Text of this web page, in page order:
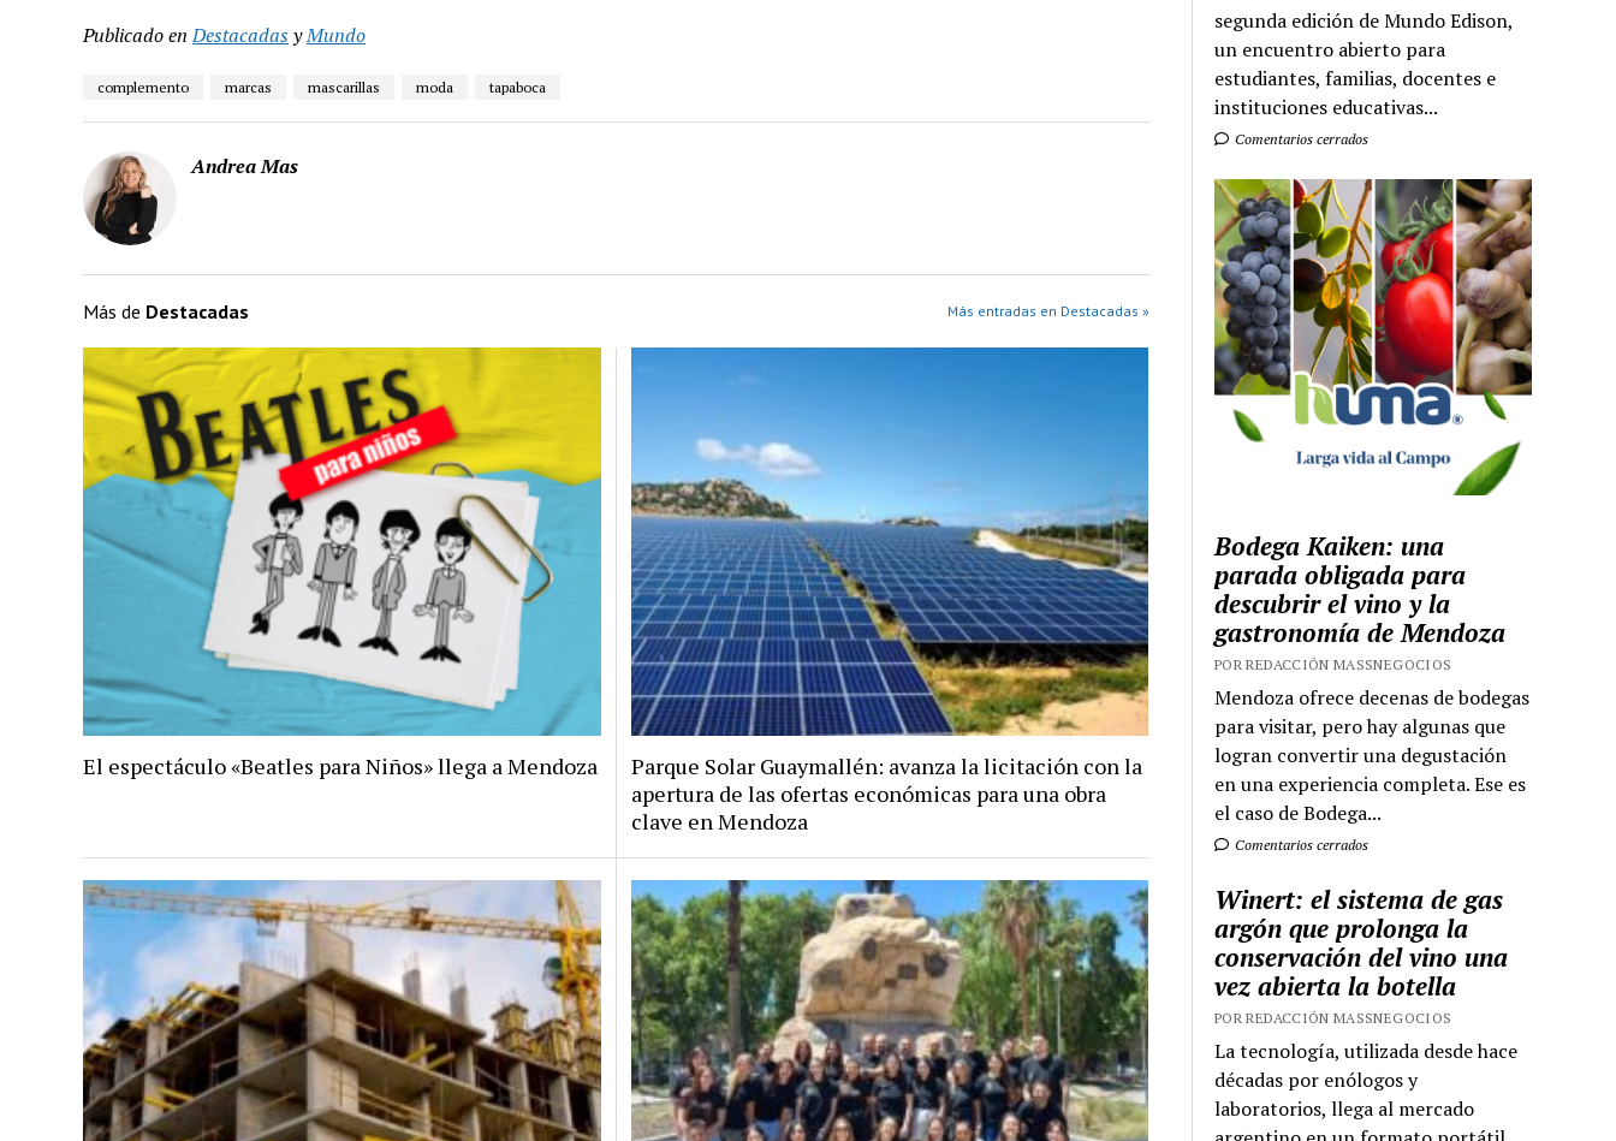
Publicado en DestacadasyMundo
complemento marcas mascarillas moda tapaboca
Andrea Mas
Más de Destacadas Más entradas en Destacadas »
El espectáculo «Beatles para Niños» llega a Mendoza
Parque Solar Guaymallén: avanza la licitación con la
apertura de las ofertas económicas para una obra
clave en Mendoza
segunda edición de Mundo Edison,
un encuentro abierto para
estudiantes, familias, docentes e
instituciones educativas...
Comentarios cerrados
Bodega Kaiken: una
parada obligada para
descubrir el vino y la
gastronomía de Mendoza
POR REDACCIÓN MASSNEGOCIOS
Mendoza ofrece decenas de bodegas
para visitar, pero hay algunas que
logran convertir una degustación
en una experiencia completa. Ese es
el caso de Bodega...
Comentarios cerrados
Winert: el sistema de gas
argón que prolonga la
conservación del vino una
vez abierta la botella
POR REDACCIÓN MASSNEGOCIOS
La tecnología, utilizada desde hace
décadas por enólogos y
laboratorios, llega al mercado